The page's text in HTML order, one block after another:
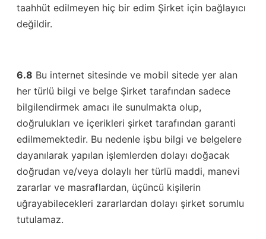
taahhüt edilmeyen hiç bir edim Şirket için bağlayıcı
değildir.
6.8 Bu internet sitesinde ve mobil sitede yer alan
her türlü bilgi ve belge Şirket tarafından sadece
bilgilendirmek amacı ile sunulmakta olup,
doğrulukları ve içerikleri şirket tarafından garanti
edilmemektedir. Bu nedenle işbu bilgi ve belgelere
dayanılarak yapılan işlemlerden dolayı doğacak
doğrudan ve/veya dolaylı her türlü maddi, manevi
zararlar ve masraflardan, üçüncü kişilerin
uğrayabilecekleri zararlardan dolayı şirket sorumlu
tutulamaz.